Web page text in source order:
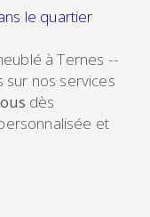
le quartier
à Ternes --
sur nos services
dès
et